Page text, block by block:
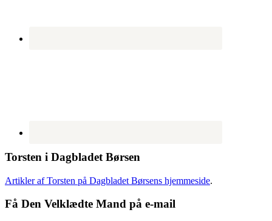
Torsten i Dagbladet Børsen
Artikler af Torsten på Dagbladet Børsens hjemmeside.
Få Den Velklædte Mand på e-mail